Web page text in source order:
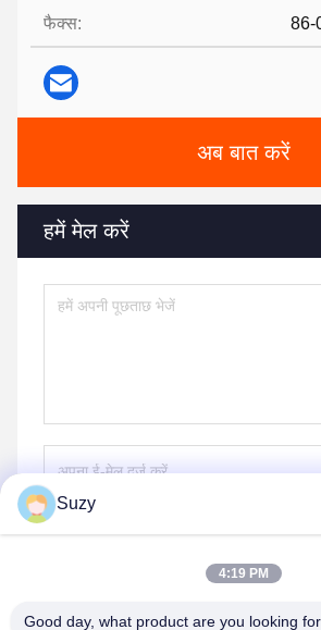
फैक्स: 86-
अब बात करें
हमें मेल करें
भेजना
Suzy
4:19 PM
Good day, what product are you looking